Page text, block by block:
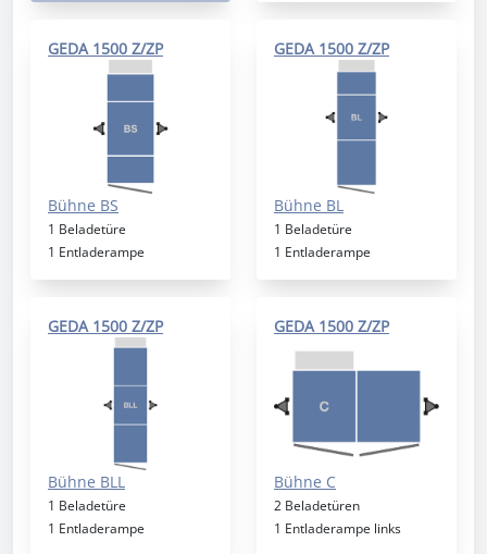
GEDA 1500 Z/ZP
Bühne BS
1 Beladetüre
1 Entladerampe
GEDA 1500 Z/ZP
Bühne BL
1 Beladetüre
1 Entladerampe
GEDA 1500 Z/ZP
Bühne BLL
1 Beladetüre
1 Entladerampe
GEDA 1500 Z/ZP
Bühne C
2 Beladetüren
1 Entladerampe links